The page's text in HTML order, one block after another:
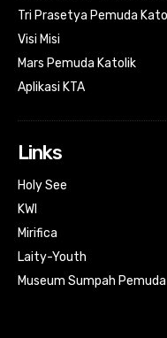
Tri Prasetya Pemuda
Visi Misi
Mars Pemuda Katolik
Aplikasi KTA
Links
Holy See
KWI
Mirifica
Laity-Youth
Museum Sumpah Pemuda